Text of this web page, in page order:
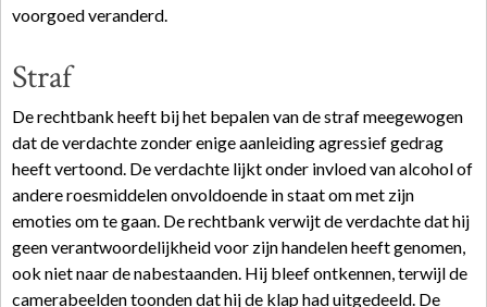
voorgoed veranderd.
Straf
De rechtbank heeft bij het bepalen van de straf meegewogen
dat de verdachte zonder enige aanleiding agressief gedrag
heeft vertoond. De verdachte lijkt onder invloed van alcohol of
andere roesmiddelen onvoldoende in staat om met zijn
emoties om te gaan. De rechtbank verwijt de verdachte dat hij
geen verantwoordelijkheid voor zijn handelen heeft genomen,
ook niet naar de nabestaanden. Hij bleef ontkennen, terwijl de
camerabeelden toonden dat hij de klap had uitgedeeld. De